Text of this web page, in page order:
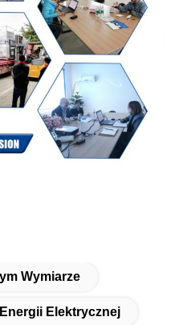
Wymiarze
Elektrycznej